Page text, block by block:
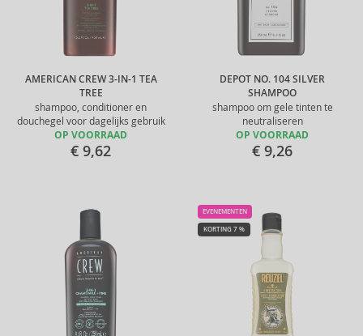
AMERICAN CREW 3-IN-1 TEA
TREE
shampoo, conditioner en
douchegel voor dagelijks gebruik
OP VOORRAAD
€ 9,62
DEPOT NO. 104 SILVER
SHAMPOO
shampoo om gele tinten te
neutraliseren
OP VOORRAAD
€ 9,26
EVENEMENTEN
KORTING 7 %